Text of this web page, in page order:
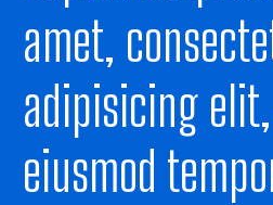
amet,
adipisicing
eiusmod